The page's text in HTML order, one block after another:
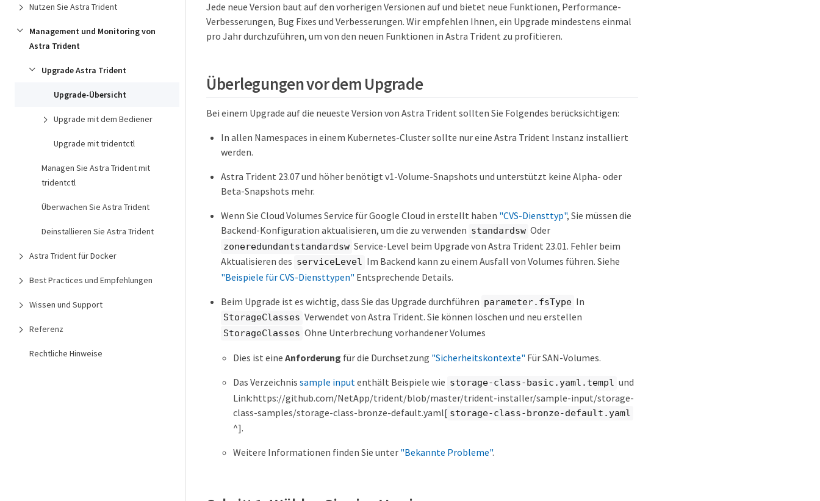
Nutzen Sie Astra Trident
Management und Monitoring von
Astra Trident
Upgrade Astra Trident
Upgrade-Übersicht
Upgrade mit dem Bediener
Upgrade mit tridentctl
Managen Sie Astra Trident mit
tridentctl
Überwachen Sie Astra Trident
Deinstallieren Sie Astra Trident
Astra Trident für Docker
Best Practices und Empfehlungen
Wissen und Support
Referenz
Rechtliche Hinweise
Jede neue Version baut auf den vorherigen Versionen auf und bietet neue Funktionen, Performance-
Verbesserungen, Bug Fixes und Verbesserungen. Wir empfehlen Ihnen, ein Upgrade mindestens einmal
pro Jahr durchzuführen, um von den neuen Funktionen in Astra Trident zu profitieren.
Überlegungen vor dem Upgrade
Bei einem Upgrade auf die neueste Version von Astra Trident sollten Sie Folgendes berücksichtigen:
In allen Namespaces in einem Kubernetes-Cluster sollte nur eine Astra Trident Instanz installiert
werden.
Astra Trident 23.07 und höher benötigt v1-Volume-Snapshots und unterstützt keine Alpha- oder
Beta-Snapshots mehr.
Wenn Sie Cloud Volumes Service für Google Cloud in erstellt haben "CVS-Diensttyp", Sie müssen die
Backend-Konfiguration aktualisieren, um die zu verwenden standardsw Oder
zoneredundantstandardsw Service-Level beim Upgrade von Astra Trident 23.01. Fehler beim
Aktualisieren des serviceLevel Im Backend kann zu einem Ausfall von Volumes führen. Siehe
"Beispiele für CVS-Diensttypen" Entsprechende Details.
Beim Upgrade ist es wichtig, dass Sie das Upgrade durchführen parameter.fsType In
StorageClasses Verwendet von Astra Trident. Sie können löschen und neu erstellen
StorageClasses Ohne Unterbrechung vorhandener Volumes
Dies ist eine Anforderung für die Durchsetzung "Sicherheitskontexte" Für SAN-Volumes.
Das Verzeichnis sample inputenthält Beispiele wie storage-class-basic.yaml.templ und
Link:https://github.com/NetApp/trident/blob/master/trident-installer/sample-input/storage-
class-samples/storage-class-bronze-default.yaml[ storage-class-bronze-default.yaml
^].
Weitere Informationen finden Sie unter "Bekannte Probleme".